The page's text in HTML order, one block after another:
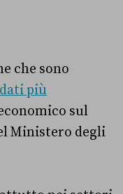
che sono
dati più
sul
Ministero degli